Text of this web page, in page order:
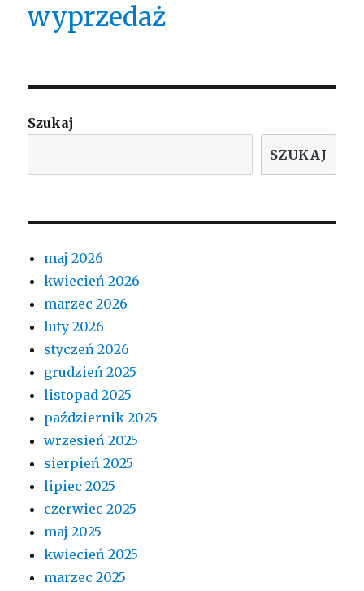
wyprzedaż
Szukaj
SZUKAJ
maj 2026
kwiecień 2026
marzec 2026
luty 2026
styczeń 2026
grudzień 2025
listopad 2025
październik 2025
wrzesień 2025
sierpień 2025
lipiec 2025
czerwiec 2025
maj 2025
kwiecień 2025
marzec 2025